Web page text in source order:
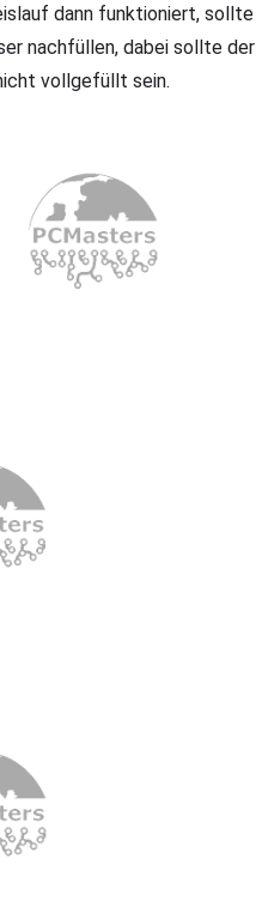
dann funktioniert, sollte
nachfüllen, dabei sollte der
vollgefüllt sein.